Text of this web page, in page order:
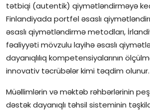
tətbiqi (autentik) qiymətləndirməyə
Finlandiyada portfel əsaslı
əsaslı qiymətləndirmə metodları,
fəaliyyəti mövzulu layihə əsaslı
dayanıqlılıq kompetensiyalarının
innovativ təcrübələr kimi təqdim olunur.
Müəllimlərin və məktəb rəhbərlərinin
dəstək dayanıqlı təhsil sisteminin